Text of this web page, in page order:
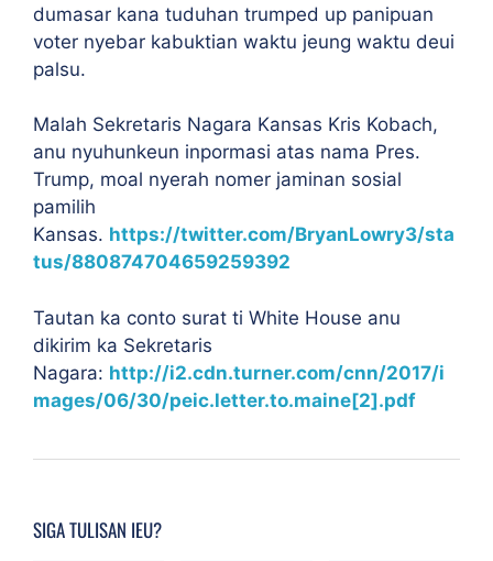
dumasar kana tuduhan trumped up panipuan
voter nyebar kabuktian waktu jeung waktu deui
palsu.
Malah Sekretaris Nagara Kansas Kris Kobach,
anu nyuhunkeun inpormasi atas nama Pres.
Trump, moal nyerah nomer jaminan sosial
pamilih
Kansas. https://twitter.com/BryanLowry3/sta
tus/880874704659259392
Tautan ka conto surat ti White House anu
dikirim ka Sekretaris
Nagara: http://i2.cdn.turner.com/cnn/2017/i
mages/06/30/peic.letter.to.maine[2].pdf
SIGA TULISAN IEU?